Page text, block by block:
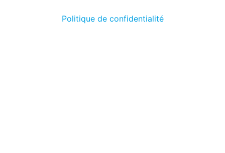
Politique de confidentialité